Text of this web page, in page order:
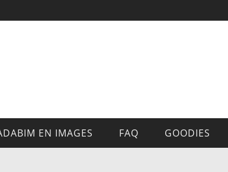
EN IMAGES FAQ GOODIES